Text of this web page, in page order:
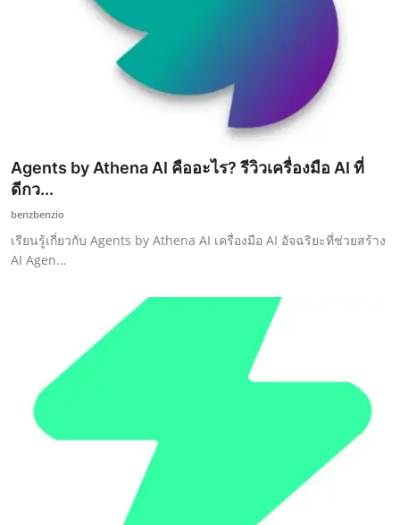
Agents by Athena AI คืออะไร? รีวิวเครื่องมือ AI ที่
ดีกว...
benzbenzio
เรียนรู้เกี่ยวกับ Agents by Athena AI เครื่องมือ AI อัจฉริยะที่ช่วยสร้าง
AI Agen...